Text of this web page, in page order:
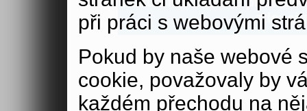
při práci s webovými
Pokud by naše webové
cookie, považovaly by
každém přechodu na
zde: